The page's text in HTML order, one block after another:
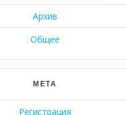
Архив
Общее
МЕТА
Регистрация